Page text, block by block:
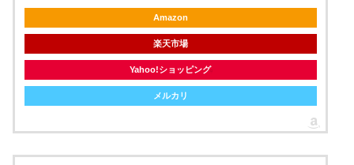
Amazon
楽天市場
Yahoo!ショッピング
メルカリ